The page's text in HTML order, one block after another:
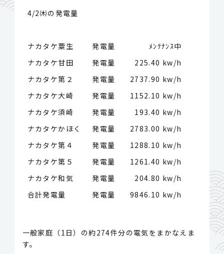
4/2㈭の発電量
ナカタケ粟生 発電量
ﾒﾝﾃﾅﾝｽ中
ナカタケ甘田 発電量
225.40 kw/h
ナカタケ第２ 発電量
2737.90 kw/h
ナカタケ大崎 発電量
1152.10 kw/h
ナカタケ須崎 発電量
193.40 kw/h
ナカタケかほく 発電量
2783.00 kw/h
ナカタケ第４ 発電量
1288.10 kw/h
ナカタケ第５ 発電量
1261.40 kw/h
ナカタケ和気 発電量
204.80 kw/h
合計発電量 発電量
9846.10 kw/h
一般家庭（1日）の約274件分の電気をまかなえま
す。